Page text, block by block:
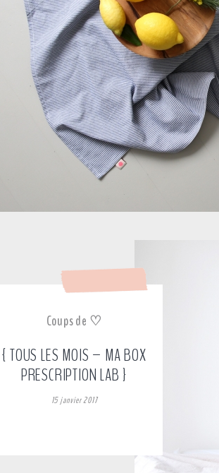
Coups de ♡
{ TOUS LES MOIS – MA BOX
PRESCRIPTION LAB }
15 janvier 2017